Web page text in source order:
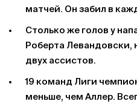
матчей. Он забил в
Столько же голов у
Роберта Левандовски,
двух ассистов.
19 команд Лиги
меньше, чем Аллер.